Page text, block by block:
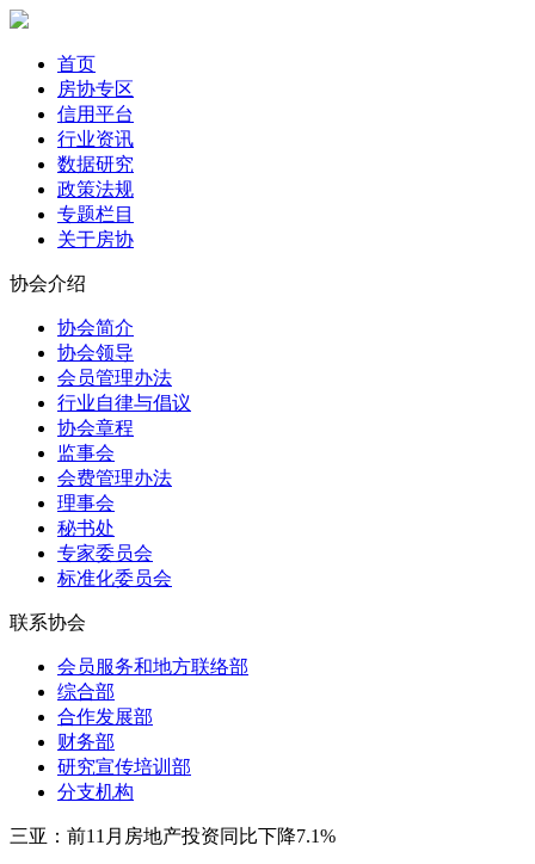
首页
房协专区
信用平台
行业资讯
数据研究
政策法规
专题栏目
关于房协
协会介绍
协会简介
协会领导
会员管理办法
行业自律与倡议
协会章程
监事会
会费管理办法
理事会
秘书处
专家委员会
标准化委员会
联系协会
会员服务和地方联络部
综合部
合作发展部
财务部
研究宣传培训部
分支机构
三亚：前11月房地产投资同比下降7.1%